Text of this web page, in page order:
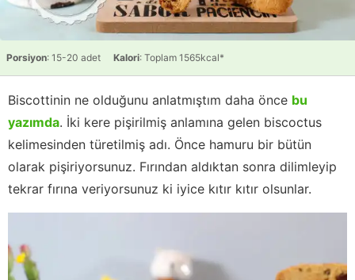
Porsiyon: 15-20 adet Kalori: Toplam 1565kcal*
Biscottinin ne olduğunu anlatmıştım daha önce bu
yazımda. İki kere pişirilmiş anlamına gelen biscoctus
kelimesinden türetilmiş adı. Önce hamuru bir bütün
olarak pişiriyorsunuz. Fırından aldıktan sonra dilimleyip
tekrar fırına veriyorsunuz ki iyice kıtır kıtır olsunlar.